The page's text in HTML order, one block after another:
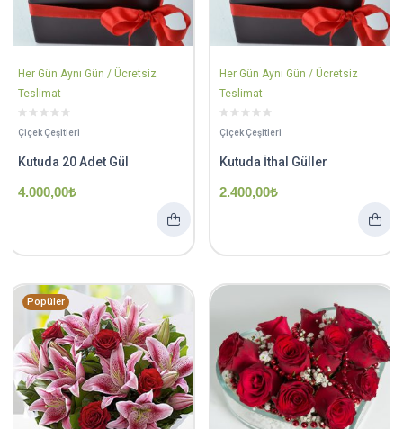
Her Gün Aynı Gün / Ücretsiz
Teslimat
Çiçek Çeşitleri
Kutuda 20 Adet Gül
4.000,00₺
Her Gün Aynı Gün / Ücretsiz
Teslimat
Çiçek Çeşitleri
Kutuda İthal Güller
2.400,00₺
Popüler